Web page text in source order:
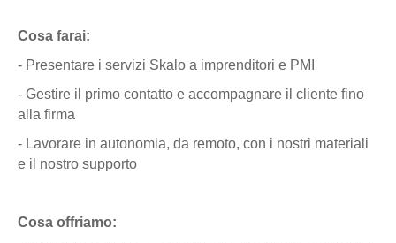
Cosa farai:
- Presentare i servizi Skalo a imprenditori e PMI
- Gestire il primo contatto e accompagnare il cliente fino
alla firma
- Lavorare in autonomia, da remoto, con i nostri materiali
e il nostro supporto
Cosa offriamo: